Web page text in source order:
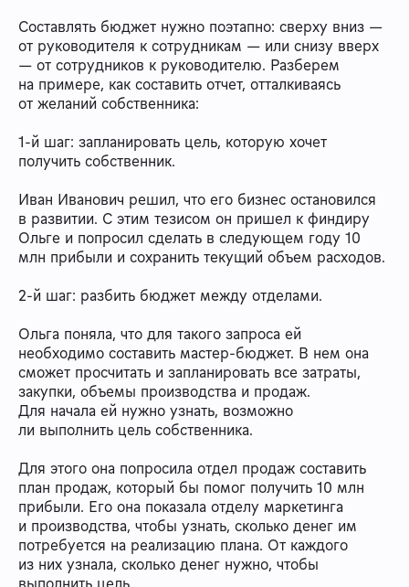
Составлять бюджет нужно поэтапно: сверху вниз —
от руководителя к сотрудникам — или снизу вверх
— от сотрудников к руководителю. Разберем
на примере, как составить отчет, отталкиваясь
от желаний собственника:
1-й шаг: запланировать цель, которую хочет
получить собственник.
Иван Иванович решил, что его бизнес остановился
в развитии. С этим тезисом он пришел к финдиру
Ольге и попросил сделать в следующем году 10
млн прибыли и сохранить текущий объем расходов.
2-й шаг: разбить бюджет между отделами.
Ольга поняла, что для такого запроса ей
необходимо составить мастер-бюджет. В нем она
сможет просчитать и запланировать все затраты,
закупки, объемы производства и продаж.
Для начала ей нужно узнать, возможно
ли выполнить цель собственника.
Для этого она попросила отдел продаж составить
план продаж, который бы помог получить 10 млн
прибыли. Его она показала отделу маркетинга
и производства, чтобы узнать, сколько денег им
потребуется на реализацию плана. От каждого
из них узнала, сколько денег нужно, чтобы